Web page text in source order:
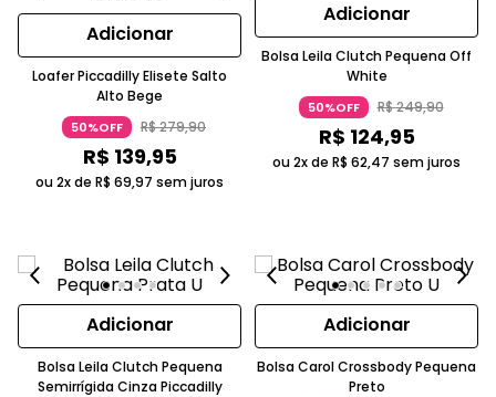
Adicionar
Loafer Piccadilly Elisete Salto
Alto Bege
50%OFF R$279,90
R$ 139,95
ou 2x de R$ 69,97 sem juros
Adicionar
Bolsa Leila Clutch Pequena Off
White
50%OFF R$249,90
R$ 124,95
ou 2x de R$ 62,47 sem juros
Adicionar
Bolsa Leila Clutch Pequena
Semirrígida Cinza Piccadilly
Adicionar
Bolsa Carol Crossbody Pequena
Preto